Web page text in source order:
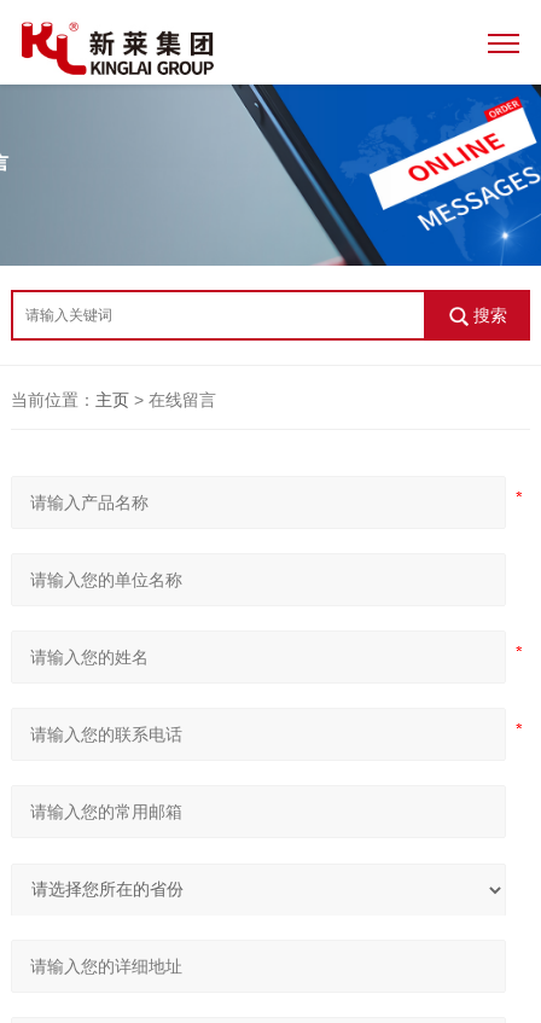
搜索
当前位置： 主页> 在线留言